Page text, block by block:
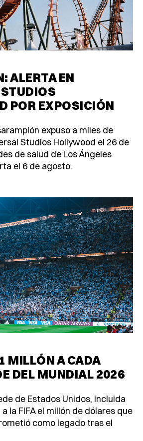
ALERTA EN
POR EXPOSICIÓN
expuso a miles de
Studios Hollywood el 26 de
de salud de Los Ángeles
el 6 de agosto.
MILLÓN A CADA
DEL MUNDIAL 2026
de Estados Unidos, incluida
la FIFA el millón de dólares que
como legado tras el